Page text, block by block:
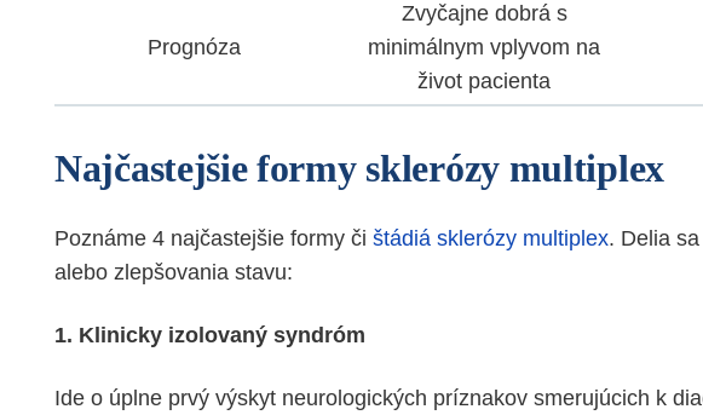
Prognóza
Zvyčajne dobrá s
minimálnym vplyvom na
život pacienta
Najčastejšie formy sklerózy multiplex
Poznáme 4 najčastejšie formy či štádiá sklerózy multiplex. Delia
alebo zlepšovania stavu:
1. Klinicky izolovaný syndróm
Ide o úplne prvý výskyt neurologických príznakov smerujúcich k